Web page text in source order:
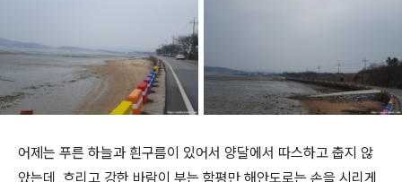
어제는 푸른 하늘과 흰구름이 있어서 양달에서 따스하고 춥지 않
았는데, 흐리고 강한 바람이 부는 함평만 해안도로는 손을 시리게